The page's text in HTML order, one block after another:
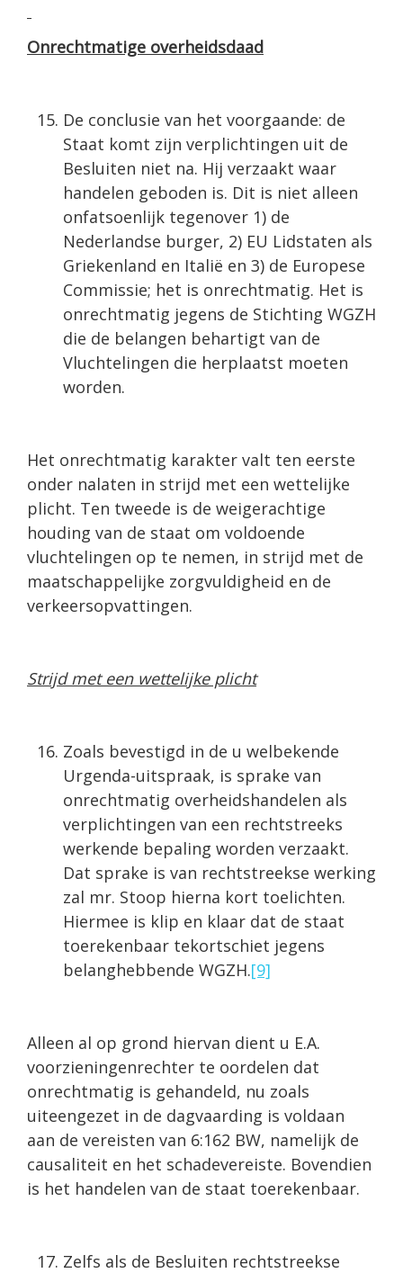
Onrechtmatige overheidsdaad
De conclusie van het voorgaande: de
Staat komt zijn verplichtingen uit de
Besluiten niet na. Hij verzaakt waar
handelen geboden is. Dit is niet alleen
onfatsoenlijk tegen­over 1) de
Nederlandse burger, 2) EU Lidstaten als
Griekenland en Italië en 3) de Europese
Commissie; het is onrechtmatig. Het is
onrechtmatig jegens de Stichting WGZH
die de belangen behartigt van de
Vluchtelingen die herplaatst moeten
worden.
Het onrechtmatig karakter valt ten eerste
onder nalaten in strijd met een wettelijke
plicht. Ten tweede is de weigerachtige
houding van de staat om voldoende
vluchtelingen op te nemen, in strijd met de
maatschappelijke zorgvuldigheid en de
verkeersopvattingen.
Strijd met een wettelijke plicht
Zoals bevestigd in de u welbekende
Urgenda-uitspraak, is sprake van
onrechtmatig overheidshandelen als
verplichtingen van een rechtstreeks
werkende bepaling worden verzaakt.
Dat sprake is van rechtstreekse werking
zal mr. Stoop hierna kort toelichten.
Hiermee is klip en klaar dat de staat
toerekenbaar tekortschiet jegens
belanghebbende WGZH.[9]
Alleen al op grond hiervan dient u E.A.
voorzieningenrechter te oordelen dat
onrechtmatig is gehandeld, nu zoals
uiteengezet in de dagvaarding is voldaan
aan de vereisten van 6:162 BW, namelijk de
causaliteit en het schadevereiste. Bovendien
is het handelen van de staat toerekenbaar.
Zelfs als de Besluiten rechtstreekse